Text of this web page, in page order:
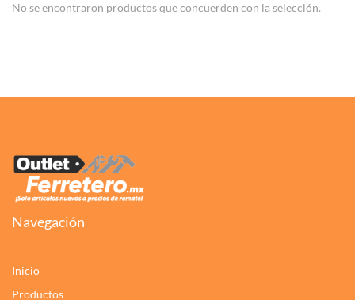
No se encontraron productos que concuerden con la selección.
Navegación
Inicio
Productos